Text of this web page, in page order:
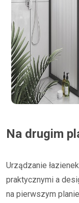
Na drugim
Urządzanie
praktycznymi a
na pierwszym